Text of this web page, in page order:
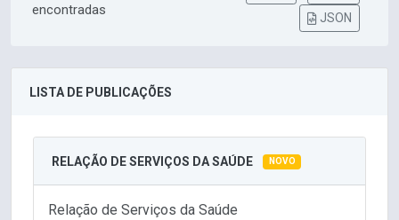
encontradas
JSON
LISTA DE PUBLICAÇÕES
RELAÇÃO DE SERVIÇOS DA SAÚDE NOVO
Relação de Serviços da Saúde